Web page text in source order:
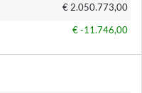
€ 2.050.773,00
€ -11.746,00